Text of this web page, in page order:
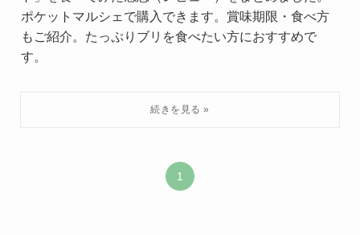
ポケットマルシェで購入できます。賞味期限・食べ方
もご紹介。たっぷりブリを食べたい方におすすめで
す。
1